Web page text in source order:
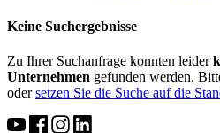
Keine Suchergebnisse
Zu Ihrer Suchanfrage konnten leider
Unternehmen gefunden werden.
odersetzen Sie die Suche auf die